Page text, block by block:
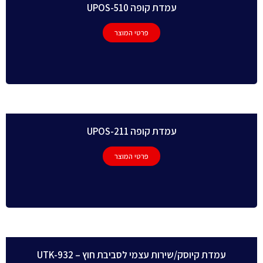
עמדת קופה UPOS-510
פרטי המוצר
עמדת קופה UPOS-211
פרטי המוצר
עמדת קיוסק/שירות עצמי לסביבת חוץ – UTK-932